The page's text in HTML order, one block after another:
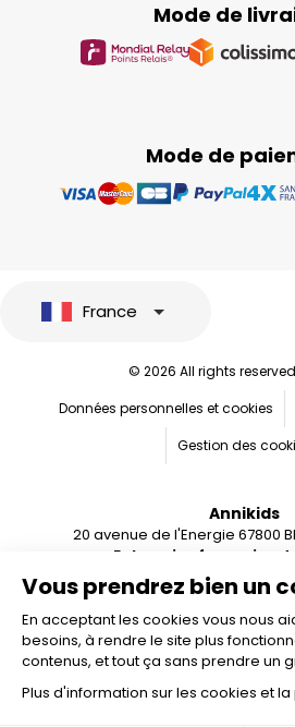
Mode de
Mode de
Vous prendrez bien un
En acceptant les cookies vous nous
besoins, à rendre le site plus
contenus, et tout ça sans prendre un
Plus d'information sur les cookies et
France
© 2026 All rights
Données personnelles et cookies
Gestion des
Annikids
20 avenue de l'Energie 67800
Entreprise française